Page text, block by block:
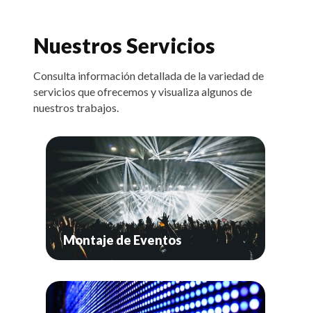
Nuestros Servicios
Consulta información detallada de la variedad de
servicios que ofrecemos y visualiza algunos de
nuestros trabajos.
Montaje de Eventos